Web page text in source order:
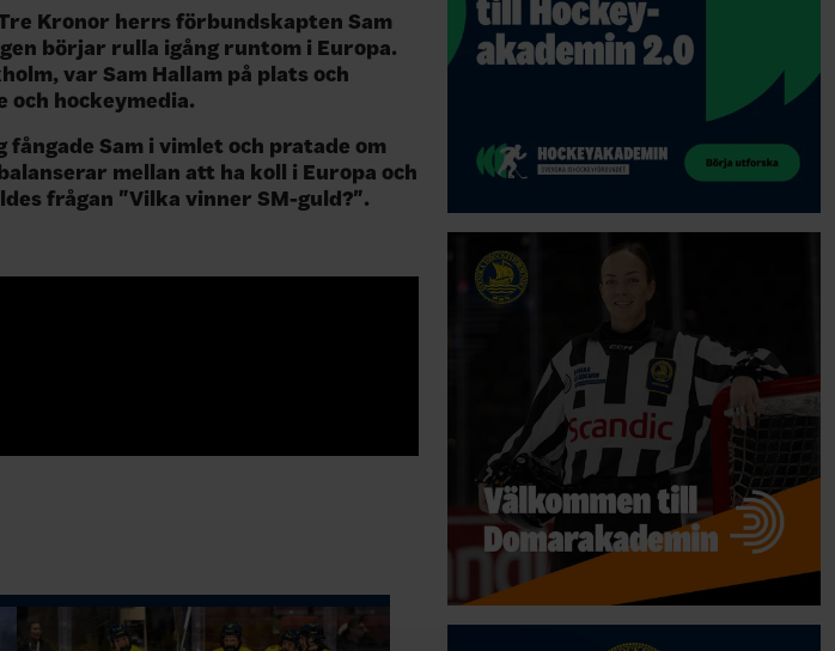
Kronor herrs förbundskapten Sam
börjar rulla igång runtom i Europa.
var Sam Hallam på plats och
och hockeymedia.
Sam i vimlet och pratade om
mellan att ha koll i Europa och
frågan "Vilka vinner SM-guld?".